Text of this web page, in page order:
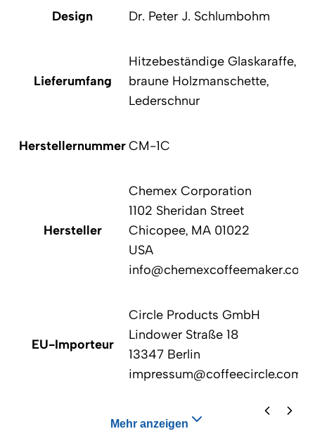
Design Dr. Peter J. Schlumbohm
Lieferumfang
Hitzebeständige Glaskaraffe,
braune Holzmanschette,
Lederschnur
HerstellernummerCM-1C
Hersteller
Chemex Corporation
1102 Sheridan Street
Chicopee, MA 01022
USA
info@chemexcoffeemaker.com
EU-Importeur
Circle Products GmbH
Lindower Straße 18
13347 Berlin
impressum@coffeecircle.com
Mehr anzeigen